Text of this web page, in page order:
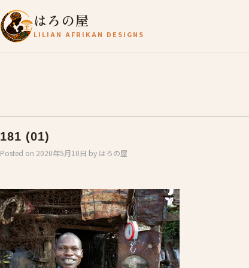
はろの屋
LILIAN AFRIKAN DESIGNS
181 (01)
Posted on 2020年5月10日 by はろの屋